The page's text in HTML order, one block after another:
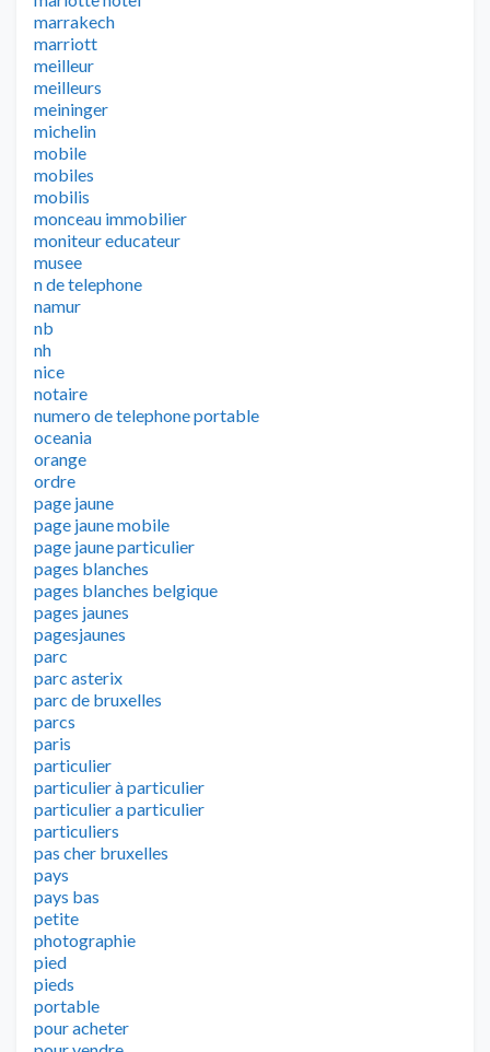
marrakech
marriott
meilleur
meilleurs
meininger
michelin
mobile
mobiles
mobilis
monceau immobilier
moniteur educateur
musee
n de telephone
namur
nb
nh
nice
notaire
numero de telephone portable
oceania
orange
ordre
page jaune
page jaune mobile
page jaune particulier
pages blanches
pages blanches belgique
pages jaunes
pagesjaunes
parc
parc asterix
parc de bruxelles
parcs
paris
particulier
particulier à particulier
particulier a particulier
particuliers
pas cher bruxelles
pays
pays bas
petite
photographie
pied
pieds
portable
pour acheter